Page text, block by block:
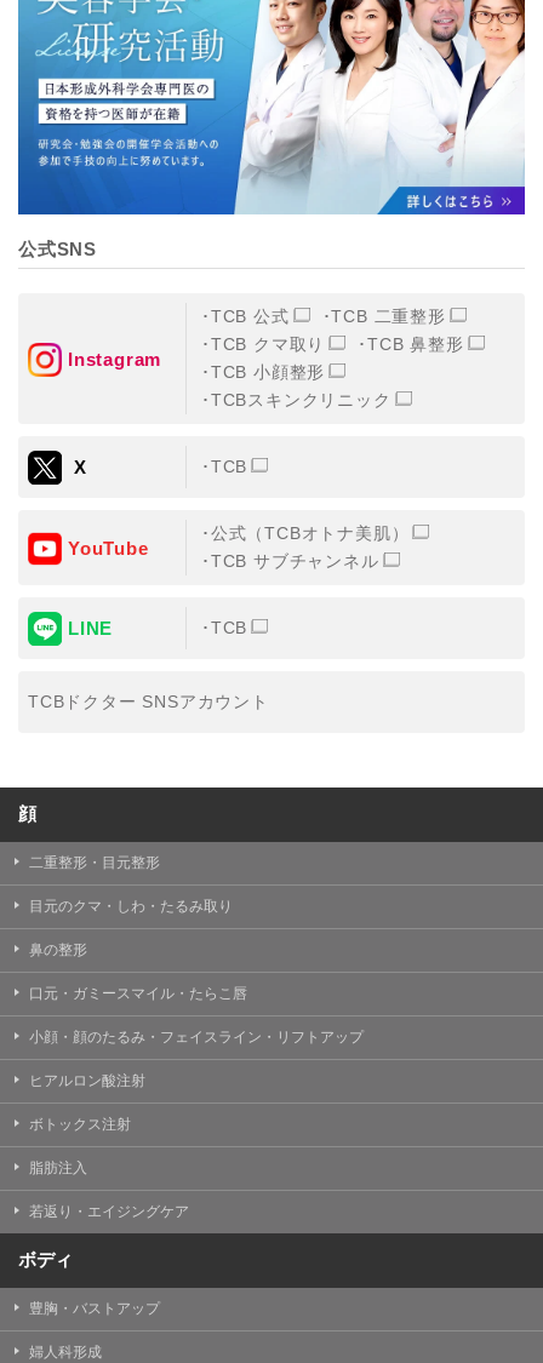
TCBグループは、取り扱う個人情報を、厳正な管理の下
に蓄積・保管し、当該個人情報への不正アクセス・紛
失・破壊・改ざんおよび漏洩等を防止するため、必要か
つ適切な組織的・人的・物理的・技術的防御措置を講じ
ます。
【個人情報の共同利用について】
TCBグループは、【利用目的】達成に必要な範囲で、取
得情報を共同して利用することがあります。
なお、共同利用にあたっては、一般社団法人メディカル
す。
一般社団法人メディカルアライアンス
①共同して利用される情報
②共同して利用する者の範囲
③共同利用する者の利用目的
【外部委託について】
おいて、取得情報の取扱いの全部または一部を外部の業
務委託先に委託することがあります。取得情報の取り扱
TCBグループは、個人情報保護法その他の法令により認
められる場合を除き、患者様の同意なしに、取得情報を
ん。
【個人情報の開示・訂正・利用停止について】
TCBグループは、本人の申し出により個人情報に関する
開示、訂正、更新、削除、利用停止その他お問い合わせ
について、これを適切に対応します。
【Cookie(クッキー)について】
Cookieは、一般的にインターネット閲覧を行う際、又は
の閲覧情報を記憶させておく機能です。
TCBグループでは、Cookie及び類似技術を使用して収集
を分析し、パフォーマンス改善や、WEBサイトを通じて
提供するサービスの向上・改善のため、Cookieを使用す
ることがあります。ご使用のブラウザによりCookieを無
ジが正しく表示されなくなる場合がありますのでご留意
ください。
公式SNS
Instagram
TCB 公式
TCB 二重整形
TCB クマ取り
TCB 鼻整形
TCB 小顔整形
TCBスキンクリニック
X TCB
YouTube
公式（TCBオトナ美肌）
TCB サブチャンネル
LINE TCB
TCBドクター SNSアカウント
顔
二重整形・目元整形
目元のクマ・しわ・たるみ取り
鼻の整形
口元・ガミースマイル・たらこ唇
小顔・顔のたるみ・フェイスライン・リフトアップ
ヒアルロン酸注射
ボトックス注射
脂肪注入
若返り・エイジングケア
ボディ
豊胸・バストアップ
婦人科形成